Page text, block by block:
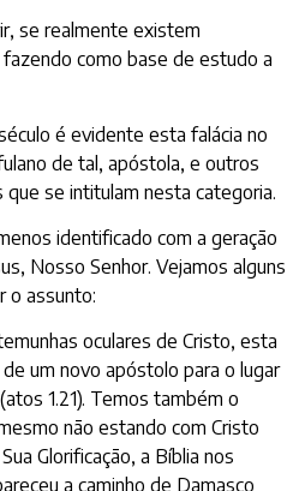
se realmente existem
como base de estudo a
é evidente esta falácia no
de tal, apóstola, e outros
se intitulam nesta categoria.
identificado com a geração
Nosso Senhor. Vejamos alguns
o assunto:
oculares de Cristo, esta
um novo apóstolo para o lugar
1.21). Temos também o
não estando com Cristo
Glorificação, a Bíblia nos
a caminho de Damasco